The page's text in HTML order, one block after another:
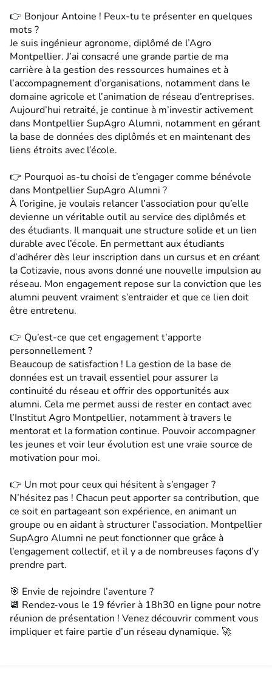
👉 Bonjour Antoine ! Peux-tu te présenter en quelques
mots ?
Je suis ingénieur agronome, diplômé de l’Agro
Montpellier. J’ai consacré une grande partie de ma
carrière à la gestion des ressources humaines et à
l’accompagnement d’organisations, notamment dans le
domaine agricole et l’animation de réseau d’entreprises.
Aujourd’hui retraité, je continue à m’investir activement
dans Montpellier SupAgro Alumni, notamment en gérant
la base de données des diplômés et en maintenant des
liens étroits avec l’école.
👉 Pourquoi as-tu choisi de t’engager comme bénévole
dans Montpellier SupAgro Alumni ?
À l’origine, je voulais relancer l’association pour qu’elle
devienne un véritable outil au service des diplômés et
des étudiants. Il manquait une structure solide et un lien
durable avec l’école. En permettant aux étudiants
d’adhérer dès leur inscription dans un cursus et en créant
la Cotizavie, nous avons donné une nouvelle impulsion au
réseau. Mon engagement repose sur la conviction que les
alumni peuvent vraiment s’entraider et que ce lien doit
être entretenu.
👉 Qu’est-ce que cet engagement t’apporte
personnellement ?
Beaucoup de satisfaction ! La gestion de la base de
données est un travail essentiel pour assurer la
continuité du réseau et offrir des opportunités aux
alumni. Cela me permet aussi de rester en contact avec
l’Institut Agro Montpellier, notamment à travers le
mentorat et la formation continue. Pouvoir accompagner
les jeunes et voir leur évolution est une vraie source de
motivation pour moi.
👉 Un mot pour ceux qui hésitent à s’engager ?
N’hésitez pas ! Chacun peut apporter sa contribution, que
ce soit en partageant son expérience, en animant un
groupe ou en aidant à structurer l’association. Montpellier
SupAgro Alumni ne peut fonctionner que grâce à
l’engagement collectif, et il y a de nombreuses façons d’y
prendre part.
🎯 Envie de rejoindre l’aventure ?
📆 Rendez-vous le 19 février à 18h30 en ligne pour notre
réunion de présentation ! Venez découvrir comment vous
impliquer et faire partie d’un réseau dynamique. 🚀